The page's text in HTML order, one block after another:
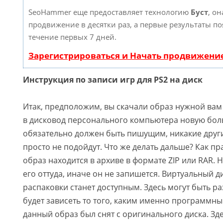
SeoHammer еще предоставляет технологию Буст,
продвижение в десятки раз, а первые результаты
течение первых 7 дней.
Зарегистрироваться и Начать
Инструкция по записи игр для PS2 на диск
Итак, предположим, вы скачали образ нужной вам
в дисковод персонального компьютера новую
обязательно должен быть пишущим, никакие
просто не подойдут. Что же делать дальше? Как
образ находится в архиве в формате ZIP или RAR.
его оттуда, иначе он не запишется. Виртуальный
распаковки станет доступным. Здесь могут быть
будет зависеть то того, каким именно
данный образ был снят с оригинального диска.